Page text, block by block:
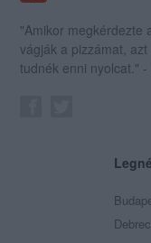
"Amikor megkérdezte
vágják a pizzámat,
tudnék enni nyolcat." -